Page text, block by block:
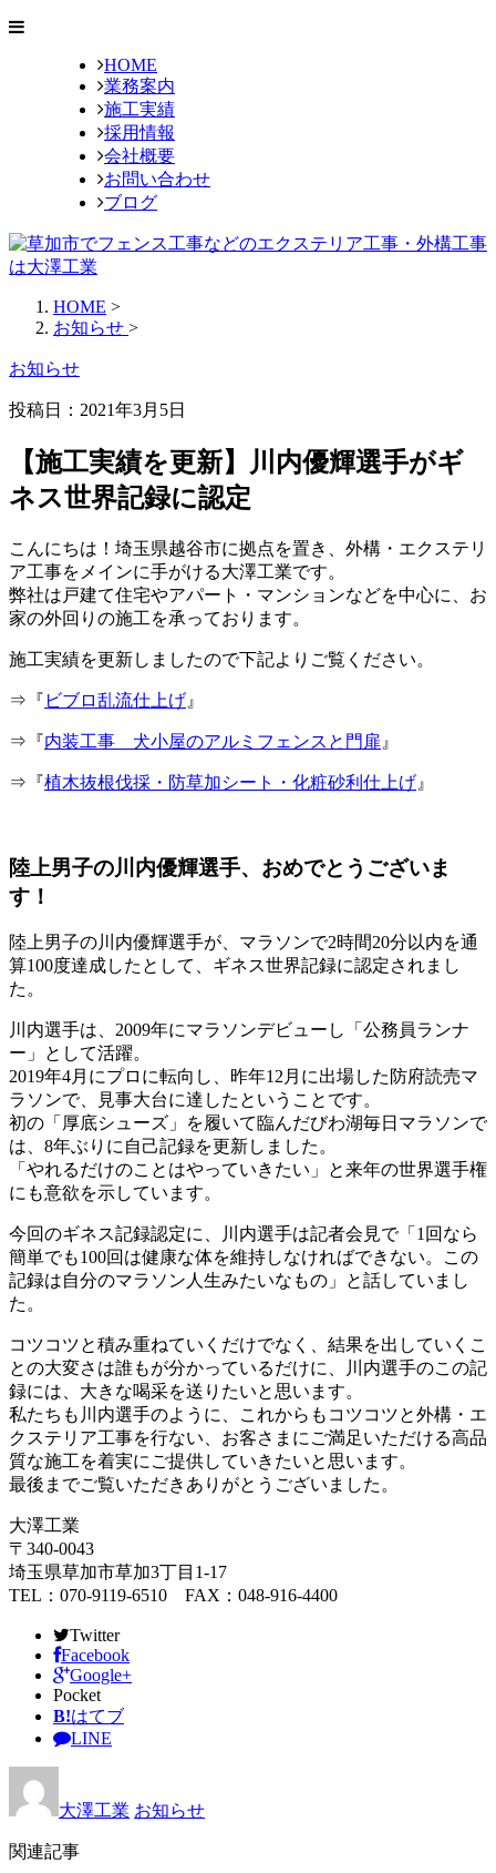
HOME
業務案内
施工実績
採用情報
会社概要
お問い合わせ
ブログ
HOME >
お知らせ >
お知らせ
投稿日：2021年3月5日
【施工実績を更新】川内優輝選手がギ
ネス世界記録に認定
こんにちは！埼玉県越谷市に拠点を置き、外構・エクステリ
ア工事をメインに手がける大澤工業です。
弊社は戸建て住宅やアパート・マンションなどを中心に、お
家の外回りの施工を承っております。
施工実績を更新しましたので下記よりご覧ください。
⇒『 ビブロ乱流仕上げ 』
⇒『内装工事 犬小屋のアルミフェンスと門扉 』
⇒『植木抜根伐採・防草加シート・化粧砂利仕上げ 』
陸上男子の川内優輝選手、おめでとうございま
す！
陸上男子の川内優輝選手が、マラソンで2時間20分以内を通
算100度達成したとして、ギネス世界記録に認定されまし
た。
川内選手は、2009年にマラソンデビューし「公務員ランナ
ー」として活躍。
2019年4月にプロに転向し、昨年12月に出場した防府読売マ
ラソンで、見事大台に達したということです。
初の「厚底シューズ」を履いて臨んだびわ湖毎日マラソンで
は、8年ぶりに自己記録を更新しました。
「やれるだけのことはやっていきたい」と来年の世界選手権
にも意欲を示しています。
今回のギネス記録認定に、川内選手は記者会見で「1回なら
簡単でも100回は健康な体を維持しなければできない。この
記録は自分のマラソン人生みたいなもの」と話していまし
た。
コツコツと積み重ねていくだけでなく、結果を出していくこ
との大変さは誰もが分かっているだけに、川内選手のこの記
録には、大きな喝采を送りたいと思います。
私たちも川内選手のように、これからもコツコツと外構・エ
クステリア工事を行ない、お客さまにご満足いただける高品
質な施工を着実にご提供していきたいと思います。
最後までご覧いただきありがとうございました。
大澤工業
〒340-0043
埼玉県草加市草加3丁目1-17
TEL：070-9119-6510 FAX：048-916-4400
Twitter
Facebook
Google+
Pocket
B!はてブ
LINE
大澤工業 お知らせ
関連記事